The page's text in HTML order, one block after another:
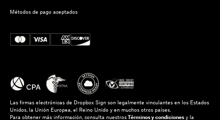
Métodos de pago aceptados
Las firmas electrónicas de Dropbox Sign son legalmente vinculantes en los Estados
Unidos, la Unión Europea, el Reino Unido y en muchos otros países.
Para obtener más información, consulta nuestros Términos y condiciones y la